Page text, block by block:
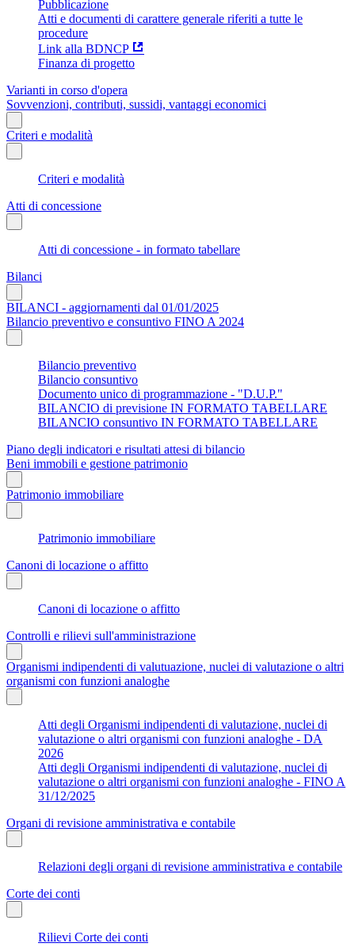
Pubblicazione
Atti e documenti di carattere generale riferiti a tutte le
procedure
Link alla BDNCP
Finanza di progetto
Varianti in corso d'opera
Sovvenzioni, contributi, sussidi, vantaggi economici
Criteri e modalità
Criteri e modalità
Atti di concessione
Atti di concessione - in formato tabellare
Bilanci
BILANCI - aggiornamenti dal 01/01/2025
Bilancio preventivo e consuntivo FINO A 2024
Bilancio preventivo
Bilancio consuntivo
Documento unico di programmazione - "D.U.P."
BILANCIO di previsione IN FORMATO TABELLARE
BILANCIO consuntivo IN FORMATO TABELLARE
Piano degli indicatori e risultati attesi di bilancio
Beni immobili e gestione patrimonio
Patrimonio immobiliare
Patrimonio immobiliare
Canoni di locazione o affitto
Canoni di locazione o affitto
Controlli e rilievi sull'amministrazione
Organismi indipendenti di valutuazione, nuclei di valutazione o altri
organismi con funzioni analoghe
Atti degli Organismi indipendenti di valutazione, nuclei di
valutazione o altri organismi con funzioni analoghe - DA
2026
Atti degli Organismi indipendenti di valutazione, nuclei di
valutazione o altri organismi con funzioni analoghe - FINO A
31/12/2025
Organi di revisione amministrativa e contabile
Relazioni degli organi di revisione amministrativa e contabile
Corte dei conti
Rilievi Corte dei conti